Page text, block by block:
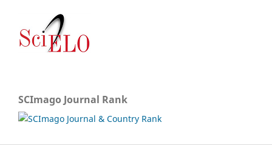
SCImago Journal Rank